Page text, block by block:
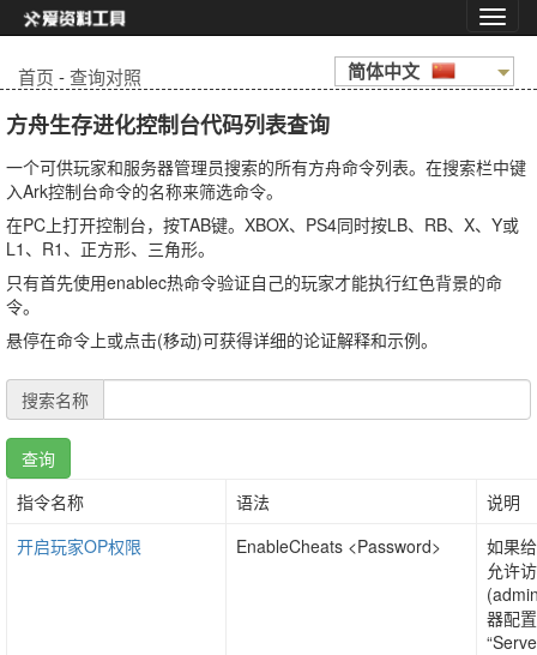
首页 -查询对照 简体中文
方舟生存进化控制台代码列表查询
一个可供玩家和服务器管理员搜索的所有方舟命令列表。在搜索栏中键
入Ark控制台命令的名称来筛选命令。
在PC上打开控制台，按TAB键。XBOX、PS4同时按LB、RB、X、Y或
L1、R1、正方形、三角形。
只有首先使用enablec热命令验证自己的玩家才能执行红色背景的命
令。
悬停在命令上或点击(移动)可获得详细的论证解释和示例。
搜索名称
查询
指令名称
语法
说明
开启玩家OP权限
EnableCheats <Password>
如果
允许
器配